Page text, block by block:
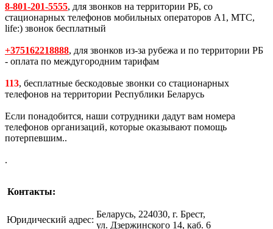
8-801-201-5555, для звонков на территории РБ, со
стационарных телефонов мобильных операторов A1, MTC,
life:) звонок бесплатный
+375162218888, для звонков из-за рубежа и по территории РБ
- оплата по междугородним тарифам
113, бесплатные бескодовые звонки со стационарных
телефонов на территории Республики Беларусь
Если понадобится, наши сотрудники дадут вам номера
телефонов организаций, которые оказывают помощь
потерпевшим..
.
Контакты:
Юридический адрес:
Беларусь, 224030, г. Брест,
ул. Дзержинского 14, каб. 6